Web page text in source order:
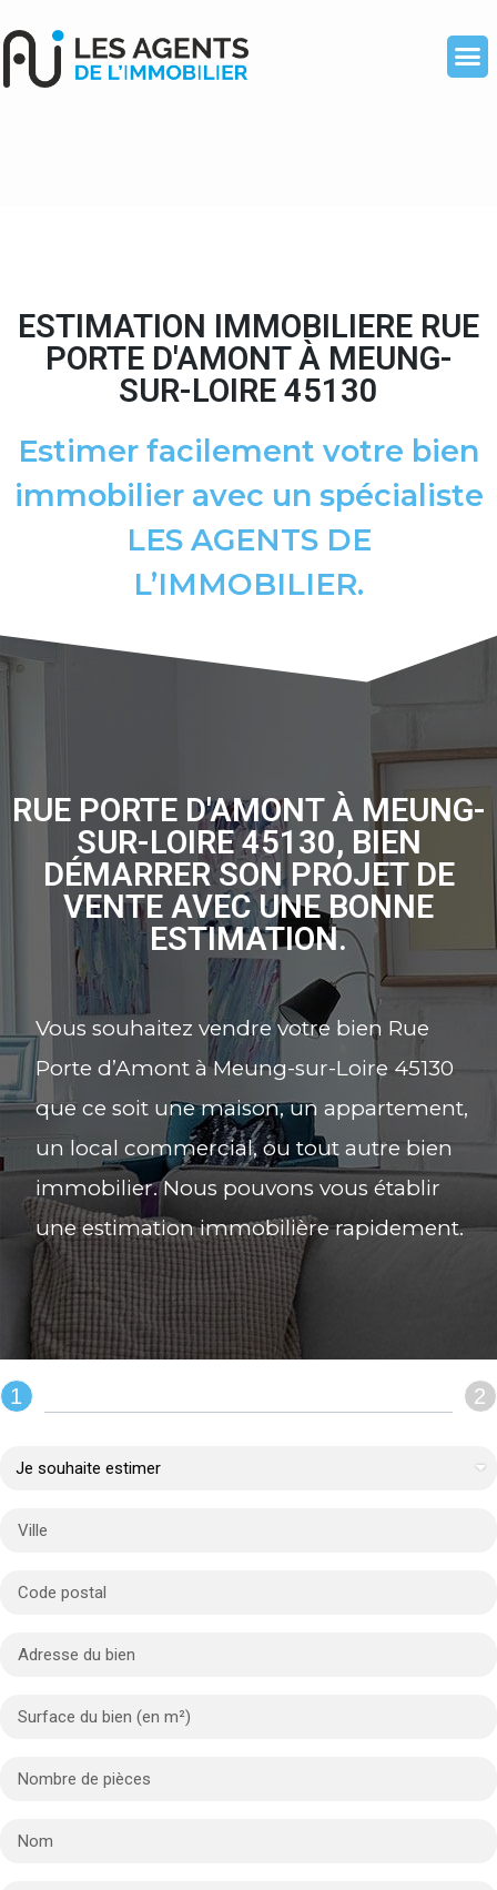
ESTIMATION IMMOBILIERE RUE
PORTE D'AMONT À MEUNG-
SUR-LOIRE 45130
Estimer facilement votre bien
immobilier avec un spécialiste
LES AGENTS DE
L’IMMOBILIER.
RUE PORTE D'AMONT À MEUNG-
SUR-LOIRE 45130, BIEN
DÉMARRER SON PROJET DE
VENTE AVEC UNE BONNE
ESTIMATION.
Vous souhaitez vendre votre bien Rue
Porte d’Amont à Meung-sur-Loire 45130
que ce soit une maison, un appartement,
un local commercial, ou tout autre bien
immobilier. Nous pouvons vous établir
une estimation immobilière rapidement.
REMPLIR LE FORMULAIRE :
1 2